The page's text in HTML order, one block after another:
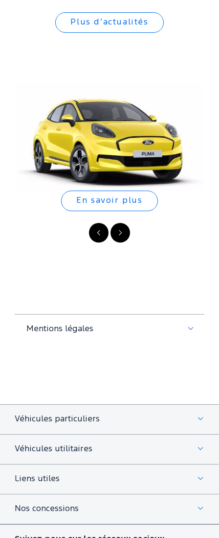
Plus d’actualités
Suivant
Précédent
En savoir plus
Mentions légales
Véhicules particuliers
Véhicules utilitaires
Liens utiles
Nos concessions